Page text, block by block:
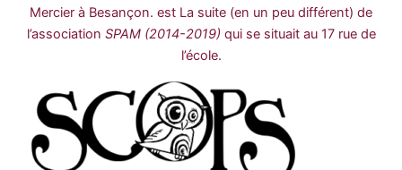
Mercier à Besançon. est La suite (en un peu différent) de
l’association SPAM (2014-2019) qui se situait au 17 rue de
l’école.